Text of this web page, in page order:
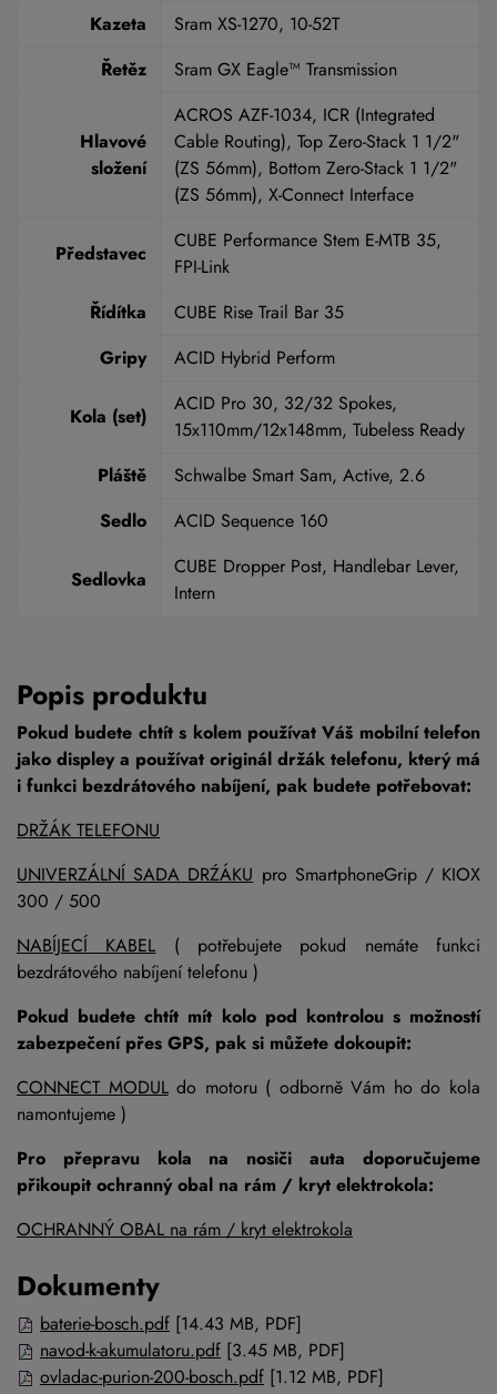
Kazeta
Sram XS-1270, 10-52T
Řetěz
Sram GX Eagle™ Transmission
Hlavové
složení
ACROS AZF-1034, ICR (Integrated
Cable Routing), Top Zero-Stack 1 1/2"
(ZS 56mm), Bottom Zero-Stack 1 1/2"
(ZS 56mm), X-Connect Interface
Představec
CUBE Performance Stem E-MTB 35,
FPI-Link
Řídítka
CUBE Rise Trail Bar 35
Gripy
ACID Hybrid Perform
Kola (set)
ACID Pro 30, 32/32 Spokes,
15x110mm/12x148mm, Tubeless Ready
Pláště
Schwalbe Smart Sam, Active, 2.6
Sedlo
ACID Sequence 160
Sedlovka
CUBE Dropper Post, Handlebar Lever,
Intern
Popis produktu
Pokud budete chtít s kolem používat Váš mobilní telefon
jako displey a používat originál držák telefonu, který má
i funkci bezdrátového nabíjení, pak budete potřebovat:
DRŽÁK TELEFONU
UNIVERZÁLNÍ SADA DRŹÁKU pro SmartphoneGrip / KIOX
300 / 500
NABÍJECÍ KABEL ( potřebujete pokud nemáte funkci
bezdrátového nabíjení telefonu )
Pokud budete chtít mít kolo pod kontrolou s možností
zabezpečení přes GPS, pak si můžete dokoupit:
CONNECT MODULdo motoru ( odborně Vám ho do kola
namontujeme )
Pro přepravu kola na nosiči auta doporučujeme
přikoupit ochranný obal na rám / kryt elektrokola:
OCHRANNÝ OBAL na rám / kryt elektrokola
Dokumenty
baterie-bosch.pdf [14.43 MB, PDF]
navod-k-akumulatoru.pdf [3.45 MB, PDF]
ovladac-purion-200-bosch.pdf [1.12 MB, PDF]